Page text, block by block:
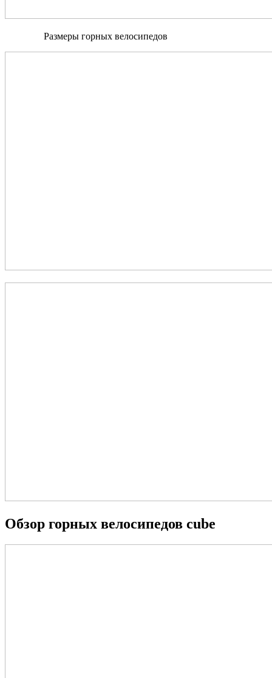
Размеры горных велосипедов
Обзор горных велосипедов cube